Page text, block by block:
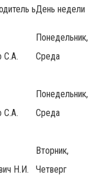
ьДень недели
С.А.
Понедельник,
Среда
С.А.
Понедельник,
Среда
Н.И.
Вторник,
Четверг